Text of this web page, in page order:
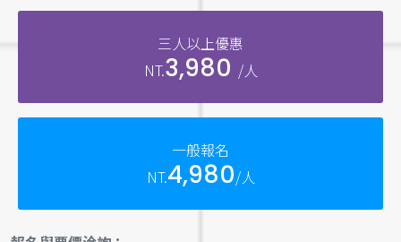
三人以上優惠
NT.3,980 /人
一般報名
NT.4,980/人